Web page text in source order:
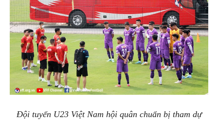
Đội tuyển U23 Việt Nam hội quân chuẩn bị tham dự